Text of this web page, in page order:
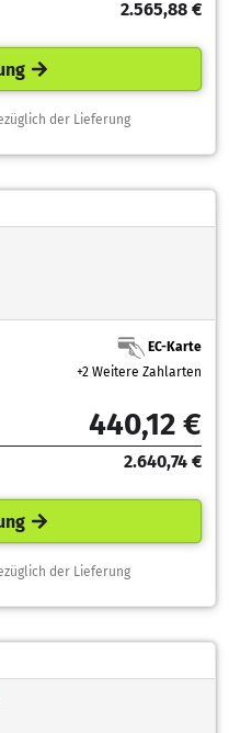
2.565,88 €
der Lieferung
EC-Karte
+2 Weitere Zahlarten
440,12 €
2.640,74 €
der Lieferung